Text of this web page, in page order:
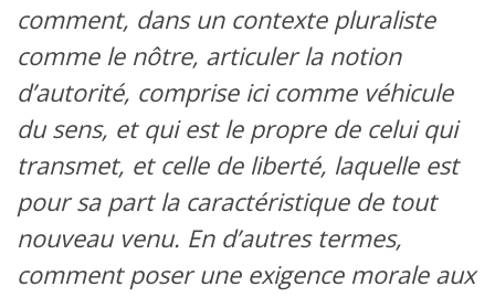
comment, dans un contexte pluraliste
comme le nôtre, articuler la notion
d’autorité, comprise ici comme véhicule
du sens, et qui est le propre de celui qui
transmet, et celle de liberté, laquelle est
pour sa part la caractéristique de tout
nouveau venu. En d’autres termes,
comment poser une exigence morale aux